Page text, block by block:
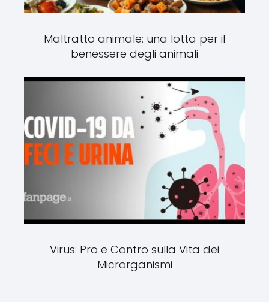
Maltratto animale: una lotta per il
benessere degli animali
Virus: Pro e Contro sulla Vita dei
Microrganismi